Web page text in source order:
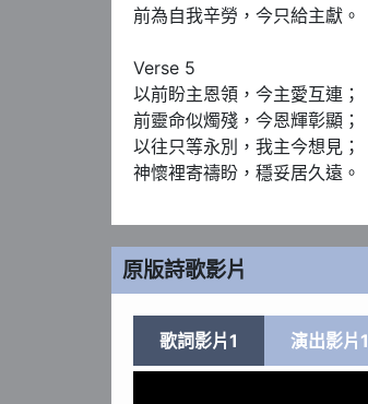
前為自我辛勞，今只給主獻。
Verse 5
以前盼主恩領，今主愛互連；
前靈命似燭殘，今恩輝彰顯；
以往只等永別，我主今想見；
神懷裡寄禱盼，穩妥居久遠。
原版詩歌影片
歌詞影片1 演出影片1